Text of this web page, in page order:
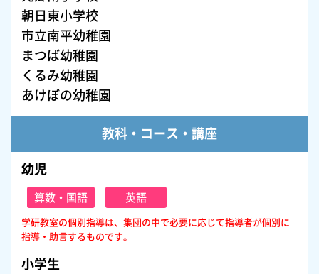
朝日東小学校
市立南平幼稚園
まつば幼稚園
くるみ幼稚園
あけぼの幼稚園
教科・コース・講座
幼児
算数・国語 英語
学研教室の個別指導は、集団の中で必要に応じて指導者が個別に
指導・助言するものです。
小学生